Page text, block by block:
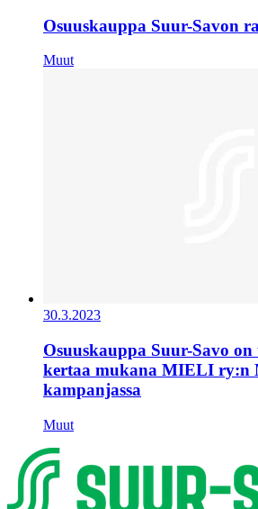
Osuuskauppa Suur-Savon
Muut
30.3.2023
Osuuskauppa Suur-Savo
kertaa mukana MIELI ry:n
kampanjassa
Muut